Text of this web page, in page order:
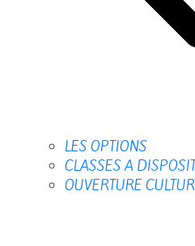
LES OPTIONS
CLASSES A
OUVERTURE